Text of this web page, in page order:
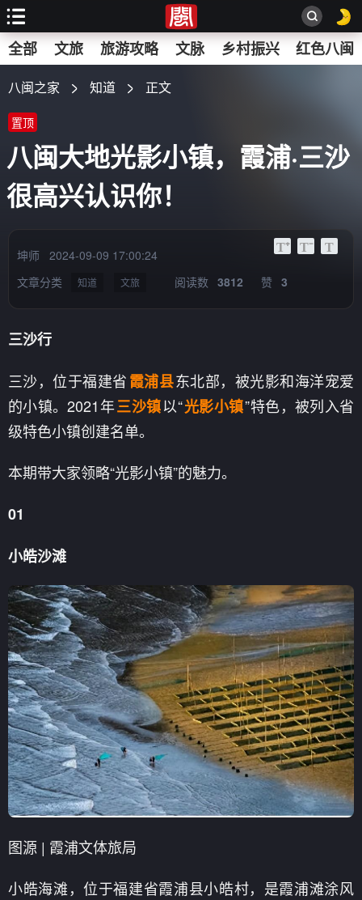
搜
索
全部 文旅 旅游攻略 文脉 乡村振兴 红色八闽
八闽之家 知道 正文
八闽大地光影小镇，霞浦·三沙
很高兴认识你！
置顶
坤师 2024-09-09 17:00:24
文章分类
知道 文旅 阅读数 3812 赞 3
三沙行
三沙，位于福建省霞浦县东北部，被光影和海洋宠爱
的小镇。2021年三沙镇以“光影小镇”特色，被列入省
级特色小镇创建名单。
本期带大家领略“光影小镇”的魅力。
01
小皓沙滩
图源 | 霞浦文体旅局
小皓海滩，位于福建省霞浦县小皓村，是霞浦滩涂风